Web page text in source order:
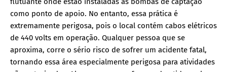
como ponto de apoio. No entanto, essa prática é
extremamente perigosa, pois o local contém cabos elétricos
de 440 volts em operação. Qualquer pessoa que se
aproxima, corre o sério risco de sofrer um acidente fatal,
tornando essa área especialmente perigosa para atividades